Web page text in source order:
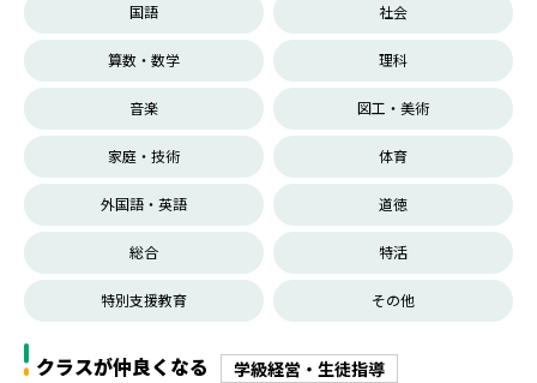
国語 社会
算数・数学 理科
音楽 図工・美術
家庭・技術 体育
外国語・英語 道徳
総合 特活
特別支援教育 その他
クラスが仲良くなる 学級経営・生徒指導